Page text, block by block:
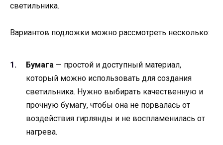
светильника.
Вариантов подложки можно рассмотреть несколько:
Бумага — простой и доступный материал,
который можно использовать для создания
светильника. Нужно выбирать качественную и
прочную бумагу, чтобы она не порвалась от
воздействия гирлянды и не воспламенилась от
нагрева.